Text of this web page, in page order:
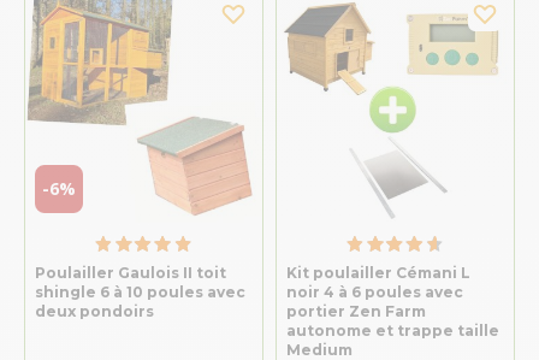
-6%
Poulailler Gaulois II toit
shingle 6 à 10 poules avec
deux pondoirs
Kit poulailler Cémani L
noir 4 à 6 poules avec
portier Zen Farm
autonome et trappe taille
Medium